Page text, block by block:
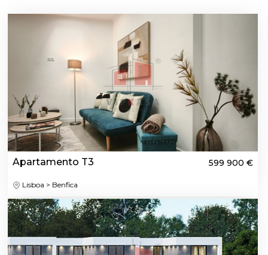
Apartamento T3 599 900 €
Lisboa > Benfica